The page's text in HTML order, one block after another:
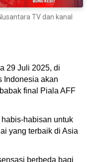
TV dan kanal
29 Juli 2025, di
Indonesia akan
final Piala AFF
habisan untuk
yang terbaik di Asia
berbeda bagi